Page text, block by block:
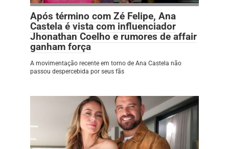
Após término com Zé Felipe, Ana
Castela é vista com influenciador
Jhonathan Coelho e rumores de affair
ganham força
A movimentação recente em torno de Ana Castela não
passou despercebida por seus fãs